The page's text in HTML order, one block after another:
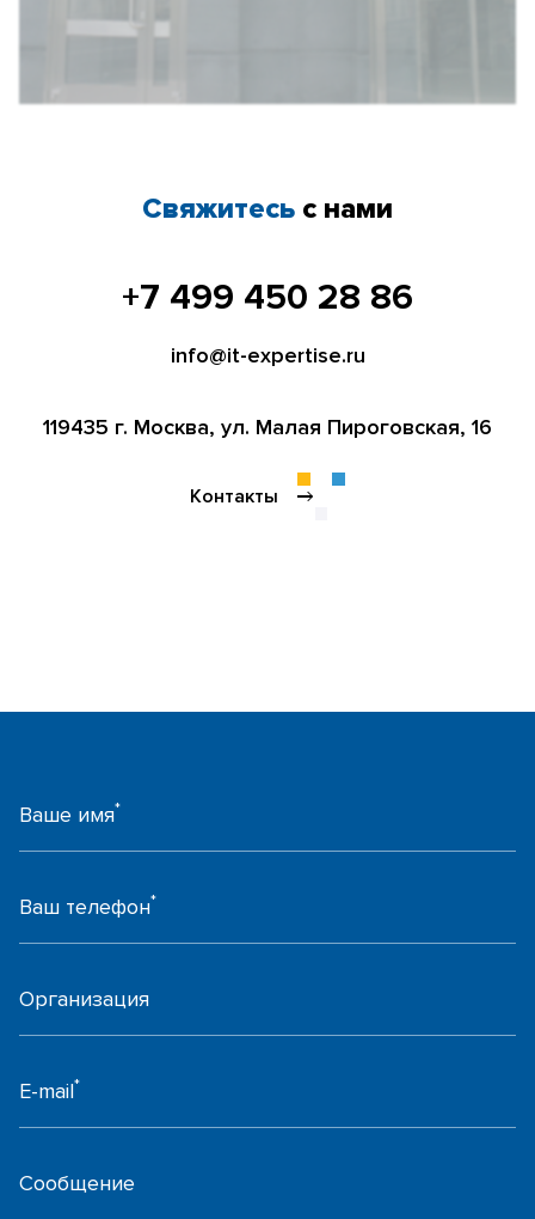
Свяжитесь с нами
+7 499 450 28 86
info@it-expertise.ru
119435 г. Москва, ул. Малая Пироговская, 16
Контакты
Ваше имя*
Ваш телефон*
Организация
E-mail*
Сообщение